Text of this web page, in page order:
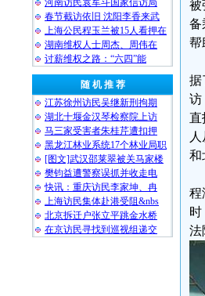
河南访民袁军斗国家信访局
春节截访依旧 沈阳李香来武
上海公民程玉兰被15人看押在
湖南维权人士周杰、周伟在
讨薪维权之路：“六四”能
随 机 推 荐
江苏徐州访民吴继新刑拘期
湖北十堰金汉琴检察院上访
马三家受害者朱桂芹遭扣押
黑龙江林业系统17个林业局职
[图文]武汉邵莱翠被关马家楼
樊钧益遭警察误抓并收走电
快讯：重庆访民李家坤、冉
上海访民集体赴港受阻&nbs
北京拆迁户张立平跳金水桥
在京访民寻找到巡视组递交
被
备
帮
据
访
直
和
程
时
法